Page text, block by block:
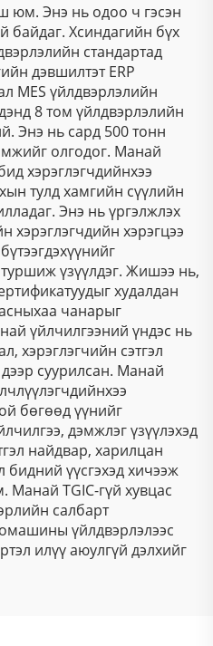
юм. Энэ нь одоо ч гэсэн
байдаг. Хсиндагийн бүх
стандартад
дэвшилтэт ERP
MES үйлдвэрлэлийн
8 том үйлдвэрлэлийн
Энэ нь сард 500 тонн
олгодог. Манай
хэрэглэгчдийнхээ
тулд хамгийн сүүлийн
Энэ нь үргэлжлэх
хэрэглэгчдийн хэрэгцээ
үзүүлдэг. Жишээ нь,
худалдан
чанарыг
үйлчилгээний үндэс нь
хэрэглэгчийн сэтгэл
суурилсан. Манай
бөгөөд үүнийг
дэмжлэг үзүүлэхэд
найдвар, харилцан
бидний үүсгэхэд хичээж
TGIC-гүй хувцас
салбарт
үйлдвэрлэлээс
илүү аюулгүй дэлхийг